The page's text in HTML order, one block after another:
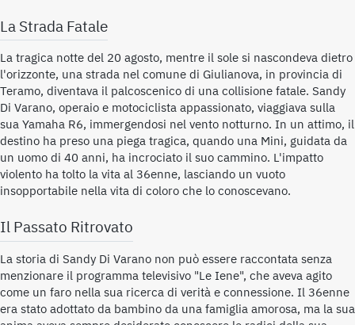
La Strada Fatale
La tragica notte del 20 agosto, mentre il sole si nascondeva dietro
l'orizzonte, una strada nel comune di Giulianova, in provincia di
Teramo, diventava il palcoscenico di una collisione fatale. Sandy
Di Varano, operaio e motociclista appassionato, viaggiava sulla
sua Yamaha R6, immergendosi nel vento notturno. In un attimo, il
destino ha preso una piega tragica, quando una Mini, guidata da
un uomo di 40 anni, ha incrociato il suo cammino. L'impatto
violento ha tolto la vita al 36enne, lasciando un vuoto
insopportabile nella vita di coloro che lo conoscevano.
Il Passato Ritrovato
La storia di Sandy Di Varano non può essere raccontata senza
menzionare il programma televisivo "Le Iene", che aveva agito
come un faro nella sua ricerca di verità e connessione. Il 36enne
era stato adottato da bambino da una famiglia amorosa, ma la sua